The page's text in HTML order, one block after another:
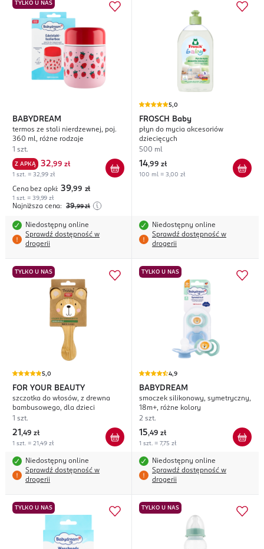
TYLKO U NAS
BABYDREAM
termos ze stali nierdzewnej, poj.
360 ml, różne rodzaje
1 szt.
Z APKĄ 32,99 zł
1 szt. = 32,99 zł
Cena bez apki: 39,99 zł
1 szt. = 39,99 zł
Najniższa cena: 39,99 zł
Niedostępny online
Sprawdź dostępność w
drogerii
5,0
FROSCH Baby
płyn do mycia akcesoriów
dziecięcych
500 ml
14,99 zł
100 ml = 3,00 zł
Niedostępny online
Sprawdź dostępność w
drogerii
TYLKO U NAS
5,0
FOR YOUR BEAUTY
szczotka do włosów, z drewna
bambusowego, dla dzieci
1 szt.
21 ,49 zł
1 szt. = 21,49 zł
Niedostępny online
Sprawdź dostępność w
drogerii
TYLKO U NAS
4,9
BABYDREAM
smoczek silikonowy, symetryczny,
18m+, różne kolory
2 szt.
15,49 zł
1 szt. = 7,75 zł
Niedostępny online
Sprawdź dostępność w
drogerii
TYLKO U NAS TYLKO U NAS